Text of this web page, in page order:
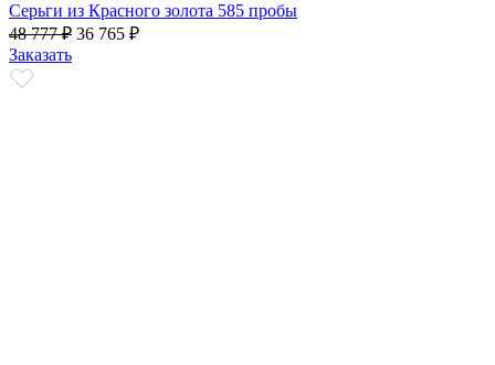
Серьги из Красного золота 585 пробы
48 777 ₽ 36 765 ₽
Заказать